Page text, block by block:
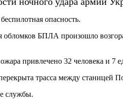
опасность.
БПЛА произошло
привлечено 32 человека и 7
трасса между станицей
службы.